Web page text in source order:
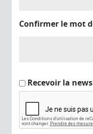
Confirmer le mot
Recevoir la